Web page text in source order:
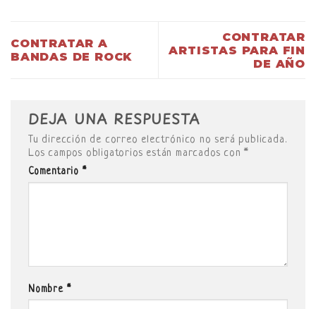
CONTRATAR A
BANDAS DE ROCK
CONTRATAR
ARTISTAS PARA FIN
DE AÑO
DEJA UNA RESPUESTA
Tu dirección de correo electrónico no será publicada.
Los campos obligatorios están marcados con*
Comentario *
Nombre *